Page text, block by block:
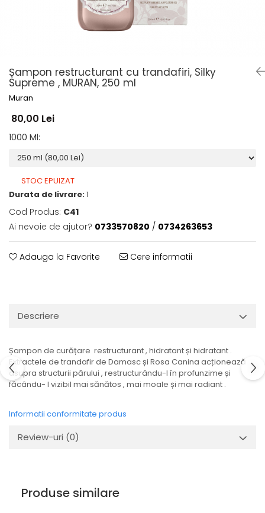
Șampon restructurant cu trandafiri, Silky
Supreme , MURAN, 250 ml
Muran
80,00 Lei
1000 Ml:
STOC EPUIZAT
Durata de livrare:1
Cod Produs: C41
Ai nevoie de ajutor? 0733570820 / 0734263653
Adauga la Favorite Cere informatii
Descriere
Șampon de curățare restructurant , hidratant și hidratant .
Extractele de trandafir de Damasc și Rosa Canina acționează
asupra structurii părului , restructurându-l în profunzime și
făcându- l vizibil mai sănătos , mai moale și mai radiant .
Informatii conformitate produs
Review-uri (0)
Produse similare